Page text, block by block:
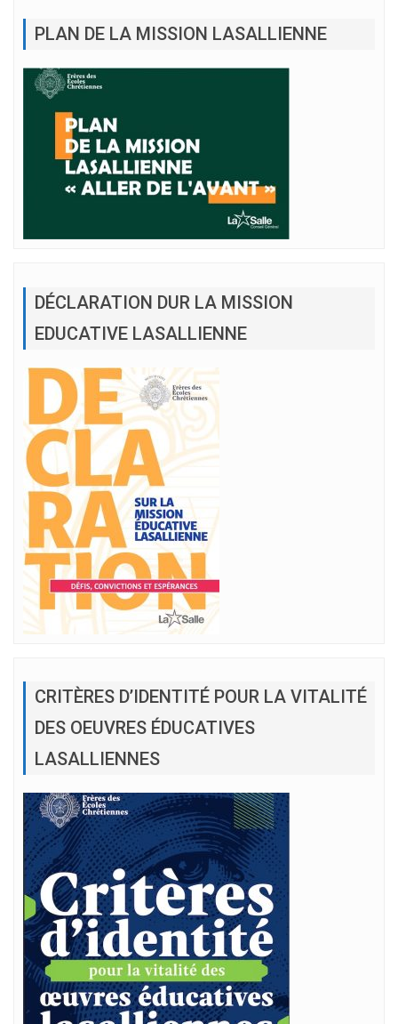
PLAN DE LA MISSION LASALLIENNE
DÉCLARATION DUR LA MISSION
EDUCATIVE LASALLIENNE
CRITÈRES D’IDENTITÉ POUR LA VITALITÉ
DES OEUVRES ÉDUCATIVES
LASALLIENNES